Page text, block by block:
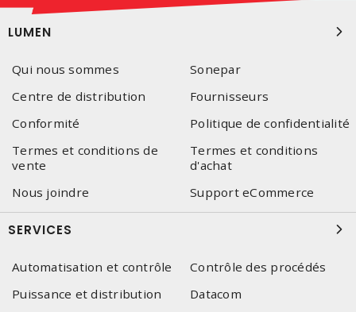
LUMEN
Qui nous sommes
Sonepar
Centre de distribution
Fournisseurs
Conformité
Politique de confidentialité
Termes et conditions de
vente
Termes et conditions
d'achat
Nous joindre
Support eCommerce
SERVICES
Automatisation et contrôle
Contrôle des procédés
Puissance et distribution
Datacom